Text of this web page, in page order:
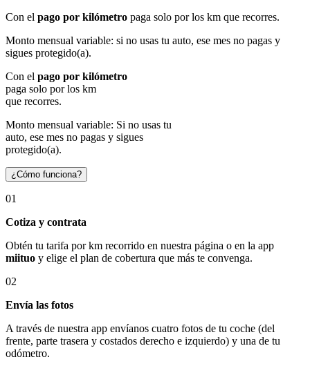
Con el pago por kilómetro paga solo por los km que recorres.
Monto mensual variable: si no usas tu auto, ese mes no pagas y
sigues protegido(a).
Con el pago por kilómetro
paga solo por los km
que recorres.
Monto mensual variable: Si no usas tu
auto, ese mes no pagas y sigues
protegido(a).
¿Cómo funciona?
01
Cotiza y contrata
Obtén tu tarifa por km recorrido en nuestra página o en la app
miituo y elige el plan de cobertura que más te convenga.
02
Envía las fotos
A través de nuestra app envíanos cuatro fotos de tu coche (del
frente, parte trasera y costados derecho e izquierdo) y una de tu
odómetro.